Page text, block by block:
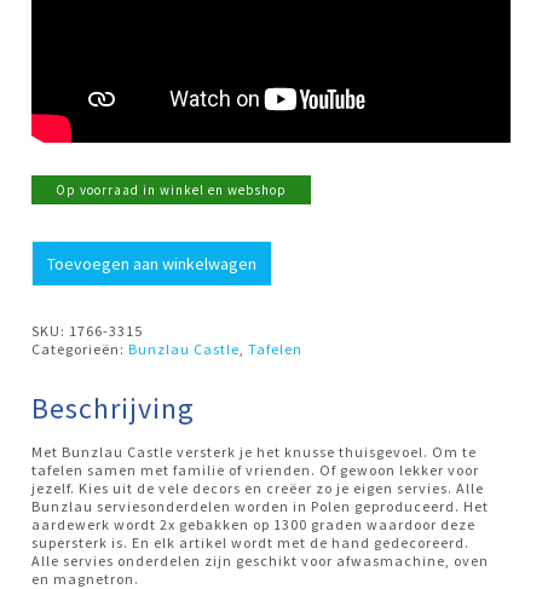
Op voorraad in winkel en webshop
theepot
Delphinium
aantal
Toevoegen aan winkelwagen
SKU: 1766-3315
Categorieën:Bunzlau Castle ,Tafelen
Beschrijving
Met Bunzlau Castle versterk je het knusse thuisgevoel. Om te
tafelen samen met familie of vrienden. Of gewoon lekker voor
jezelf. Kies uit de vele decors en creëer zo je eigen servies. Alle
Bunzlau serviesonderdelen worden in Polen geproduceerd. Het
aardewerk wordt 2x gebakken op 1300 graden waardoor deze
supersterk is. En elk artikel wordt met de hand gedecoreerd.
Alle servies onderdelen zijn geschikt voor afwasmachine, oven
en magnetron.